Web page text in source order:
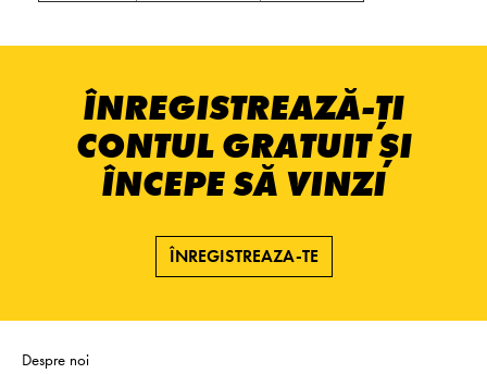
ÎNREGISTREAZĂ-ȚI
CONTUL GRATUIT ȘI
ÎNCEPE SĂ VINZI
ÎNREGISTREAZA-TE
Despre noi